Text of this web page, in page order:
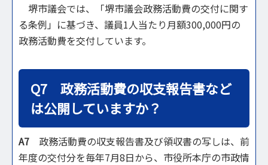
堺市議会では、「堺市議会政務活動費の交付に関す
る条例」に基づき、議員1人当たり月額300,000円の
政務活動費を交付しています。
Q7 政務活動費の収支報告書など
は公開していますか？
A7 政務活動費の収支報告書及び領収書の写しは、前
年度の交付分を毎年7月8日から、市役所本庁の市政情